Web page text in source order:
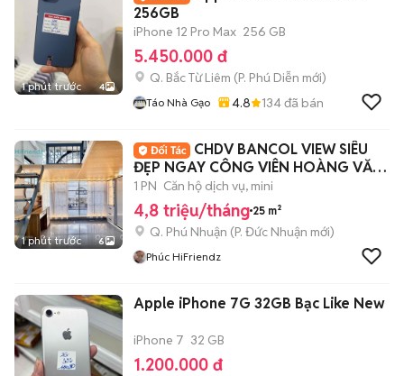
1 phút trước 4
256GB
iPhone 12 Pro Max 256 GB
5.450.000 đ
Q. Bắc Từ Liêm (P. Phú Diễn mới)
Táo Nhà Gạo 4.8 134đã bán
1 phút trước 6
CHDV BANCOL VIEW SIÊU
ĐẸP NGAY CÔNG VIÊN HOÀNG VĂN
THỤ
1 PN Căn hộ dịch vụ, mini
4,8 triệu/tháng 25 m²
Q. Phú Nhuận (P. Đức Nhuận mới)
Phúc HiFriendz
Apple iPhone 7G 32GB Bạc Like New
iPhone 7 32 GB
1.200.000 đ